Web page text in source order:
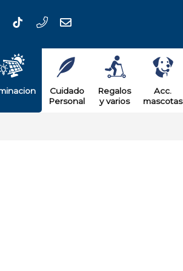
Cuidado
Personal
Regalos
y varios
Acc.
mascotas